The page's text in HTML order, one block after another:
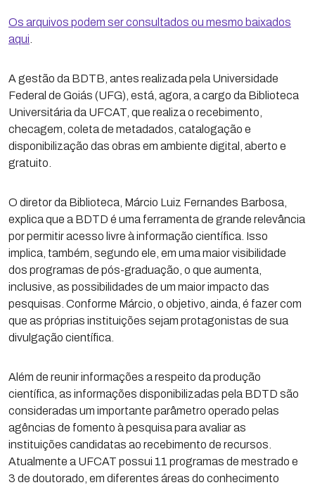
Os arquivos podem ser consultados ou mesmo baixados
aqui
A gestão da BDTB, antes realizada pela Universidade
Federal de Goiás (UFG), está, agora, a cargo da Biblioteca
Universitária da UFCAT, que realiza o recebimento,
checagem, coleta de metadados, catalogação e
disponibilização das obras em ambiente digital, aberto e
gratuito.
O diretor da Biblioteca, Márcio Luiz Fernandes Barbosa,
explica que a BDTD é uma ferramenta de grande relevância
por permitir acesso livre à informação científica. Isso
implica, também, segundo ele, em uma maior visibilidade
dos programas de pós-graduação, o que aumenta,
inclusive, as possibilidades de um maior impacto das
pesquisas. Conforme Márcio, o objetivo, ainda, é fazer com
que as próprias instituições sejam protagonistas de sua
divulgação científica.
Além de reunir informações a respeito da produção
científica, as informações disponibilizadas pela BDTD são
consideradas um importante parâmetro operado pelas
agências de fomento à pesquisa para avaliar as
instituições candidatas ao recebimento de recursos.
Atualmente a UFCAT possui 11 programas de mestrado e
3 de doutorado, em diferentes áreas do conhecimento